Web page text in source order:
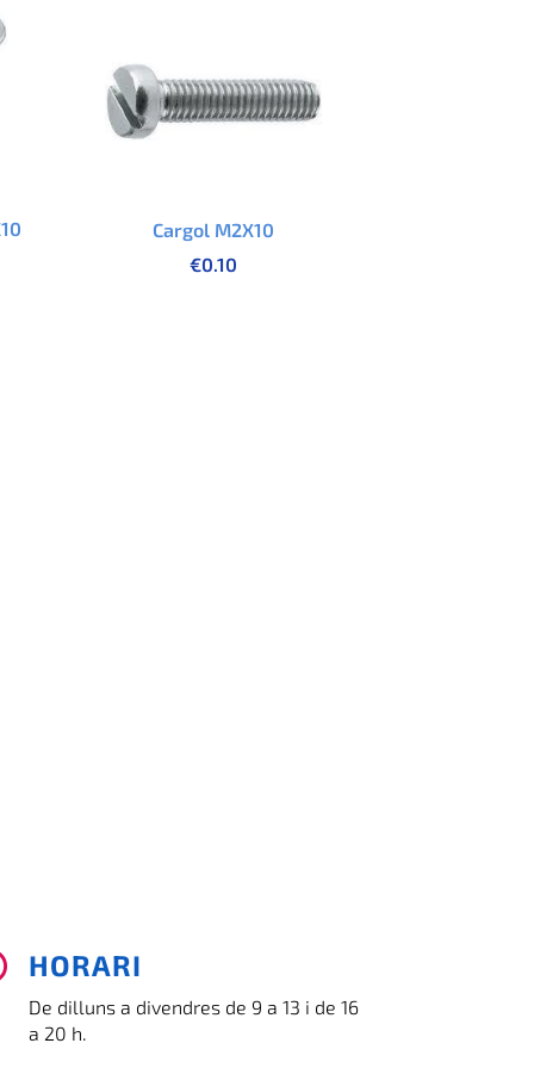
Cargol M2X10
€0.10
HORARI
De dilluns a divendres de 9 a 13 i de 16
a 20 h.